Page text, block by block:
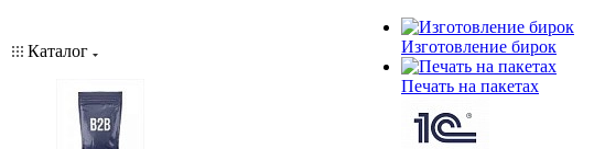
Каталог Изготовление бирок
Печать на пакетах